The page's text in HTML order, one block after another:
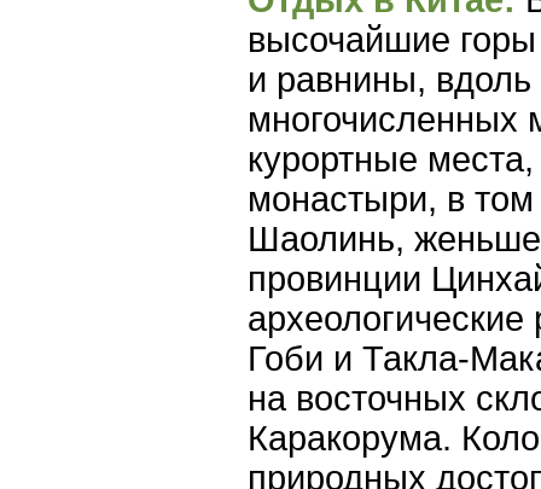
высочайшие
и равнины, вдоль
многочисленных
курортные
монастыри, в
Шаолинь,
провинции
археологические
Гоби и Такла-
на восточных
Каракорума.
природных